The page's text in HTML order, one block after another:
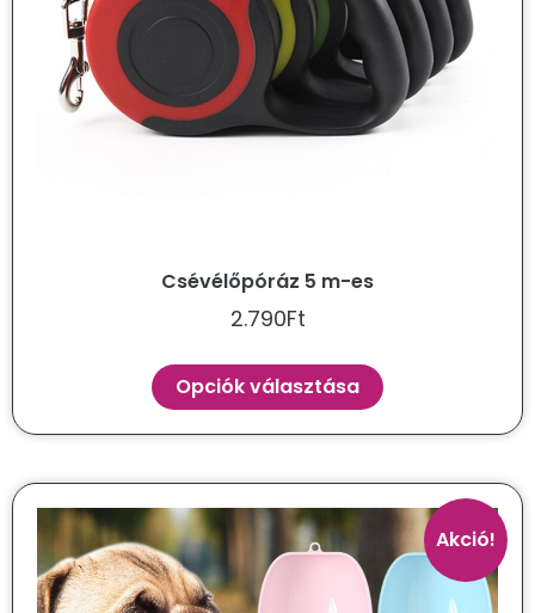
Csévélőpóráz 5 m-es
2.790Ft
Opciók választása
Akció!